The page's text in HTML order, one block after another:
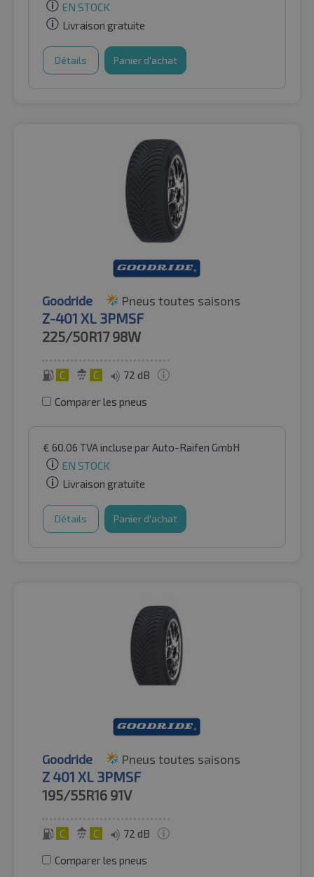
EN STOCK
Livraison gratuite
Détails Panier d'achat
Goodride Pneus toutes saisons
Z-401 XL 3PMSF
225/50R17 98W
C C 72 dB
Comparer les pneus
€ 60.06 TVA incluse par Auto-Raifen GmbH
EN STOCK
Livraison gratuite
Détails Panier d'achat
Goodride Pneus toutes saisons
Z 401 XL 3PMSF
195/55R16 91V
C C 72 dB
Comparer les pneus